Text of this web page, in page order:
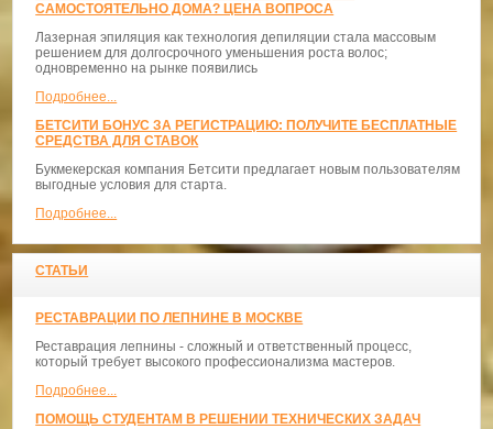
САМОСТОЯТЕЛЬНО ДОМА? ЦЕНА ВОПРОСА
Лазерная эпиляция как технология депиляции стала массовым
решением для долгосрочного уменьшения роста волос;
одновременно на рынке появились
Подробнее...
БЕТСИТИ БОНУС ЗА РЕГИСТРАЦИЮ: ПОЛУЧИТЕ БЕСПЛАТНЫЕ
СРЕДСТВА ДЛЯ СТАВОК
Букмекерская компания Бетсити предлагает новым пользователям
выгодные условия для старта.
Подробнее...
СТАТЬИ
РЕСТАВРАЦИИ ПО ЛЕПНИНЕ В МОСКВЕ
Реставрация лепнины - сложный и ответственный процесс,
который требует высокого профессионализма мастеров.
Подробнее...
ПОМОЩЬ СТУДЕНТАМ В РЕШЕНИИ ТЕХНИЧЕСКИХ ЗАДАЧ